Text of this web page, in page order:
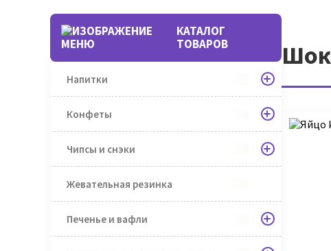
КАТАЛОГ
ТОВАРОВ
Напитки
Конфеты
Чипсы и снэки
Жевательная резинка
Печенье и вафли